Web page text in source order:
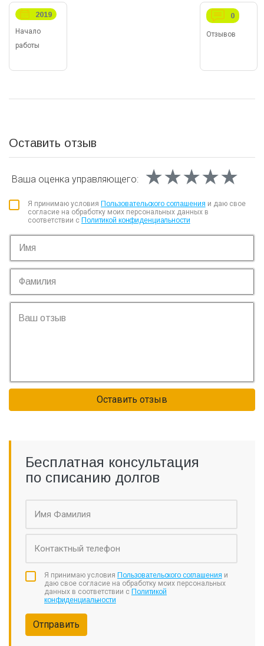
Начало
работы
2019
Отзывов
0
Оставить отзыв
Ваша оценка управляющего: ★★★★★
★★★★★
★★★★★
Я принимаю условия Пользовательского соглашения и даю свое
согласие на обработку моих персональных данных в
соответствии с Политикой конфиденциальности
Оставить отзыв
Бесплатная консультация
по списанию долгов
Я принимаю условия Пользовательского соглашения и
даю свое согласие на обработку моих персональных
данных в соответствии с Политикой
конфиденциальности
Отправить